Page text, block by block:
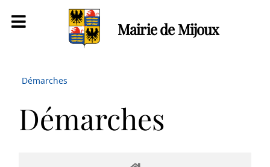
Mairie de Mijoux
Démarches
Démarches